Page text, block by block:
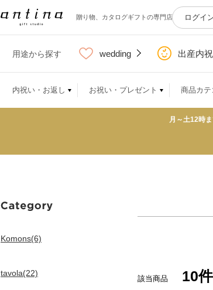
贈り物、カタログギフトの専門店 ログイ
用途から探す wedding 出産内
内祝い・お返し お祝い・プレゼント 商品カテ
月～土12時
Komons(6)
tavola(22)
該当商品 10件